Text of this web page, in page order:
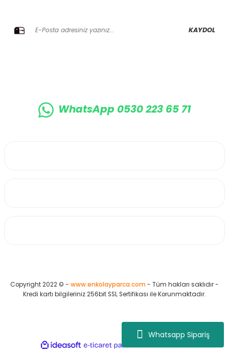
Whatsapp Sipariş
KAYDOL
WhatsApp 0530 223 65 71
Copyright 2022 © - www.enkolayparca.com - Tüm hakları saklıdır -
Kredi kartı bilgileriniz 256bit SSL Sertifikası ile Korunmaktadır.
ideasoft